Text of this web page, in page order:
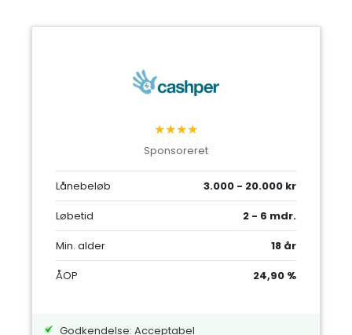
★★★★
Sponsoreret
Lånebeløb
3.000 - 20.000 kr
Løbetid
2 - 6 mdr.
Min. alder
18 år
ÅOP
24,90 %
Godkendelse: Acceptabel